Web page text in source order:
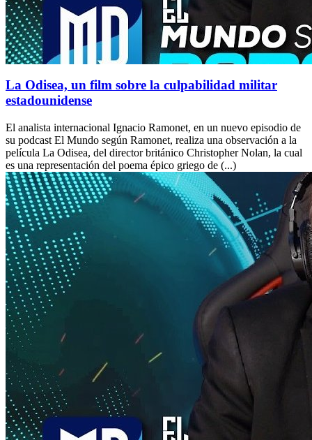
La Odisea, un film sobre la culpabilidad militar
estadounidense
El analista internacional Ignacio Ramonet, en un nuevo episodio de
su podcast El Mundo según Ramonet, realiza una observación a la
película La Odisea, del director británico Christopher Nolan, la cual
es una representación del poema épico griego de (...)